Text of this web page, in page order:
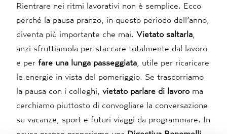
Rientrare nei ritmi lavorativi non è semplice. Ecco
perché la pausa pranzo, in questo periodo dell’anno,
diventa più importante che mai. Vietato saltarla
anzi sfruttiamola per staccare totalmente dal lavoro
e per fare una lunga passeggiata , utile per ricaricare
le energie in vista del pomeriggio. Se trascorriamo
la pausa con i colleghi, vietato parlare di lavoro ma
cerchiamo piuttosto di convogliare la conversazione
su vacanze, sport e futuri viaggi da programmare. In